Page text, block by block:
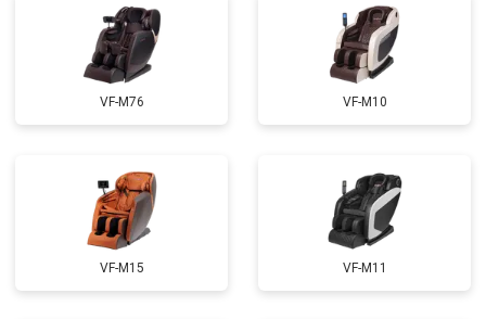
Замена сетевого трансформатора от 4500 ₽ Заказать
Ремонт микро-лифта
VF-M76 VF-M10
VF-M15 VF-M11